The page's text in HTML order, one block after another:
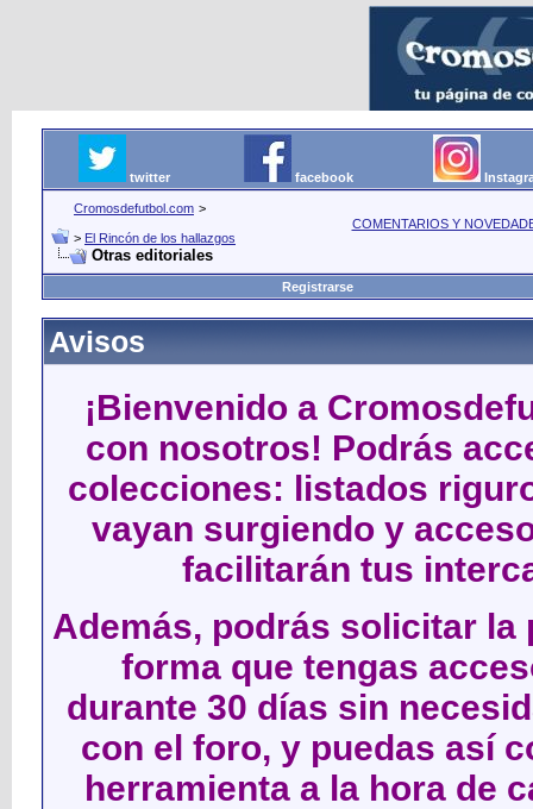
twitter facebook
Cromosdefutbol.com >
COMENTARIOS Y
> El Rincón de los hallazgos
Otras editoriales
Registrarse
Avisos
¡Bienvenido a
con nosotros! Podrás
colecciones: listados
vayan surgiendo y
facilitarán tus
Además, podrás solicitar
forma que tengas
durante 30 días sin
con el foro, y puedas así
herramienta a la hora de